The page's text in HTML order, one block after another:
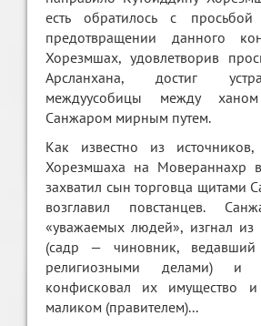
есть обратилось с
предотвращении данного
Хорезмшах, удовлетворив
Арсланхана, достиг
междуусобицы между
Санжаром мирным путем.
Как известно из
Хорезмшаха на Мовераннахр
захватил сын торговца щитами
возглавил повстанцев.
«уважаемых людей», изгнал
(садр — чиновник,
религиозными делами) и
конфисковал их имущество
маликом (правителем)...